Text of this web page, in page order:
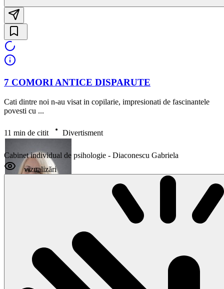
7 COMORI ANTICE DISPARUTE
Cati dintre noi n-au visat in copilarie, impresionati de fascinantele
povesti cu ...
11 min de citit Divertisment
Cabinet individual de psihologie - Diaconescu Gabriela
vizualizări